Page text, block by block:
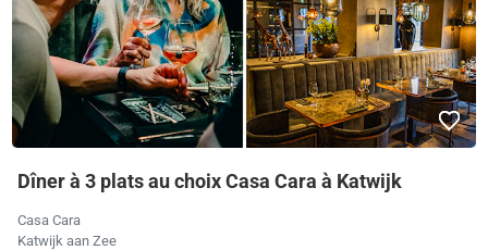
Dîner à 3 plats au choix Casa Cara à Katwijk
Casa Cara
Katwijk aan Zee